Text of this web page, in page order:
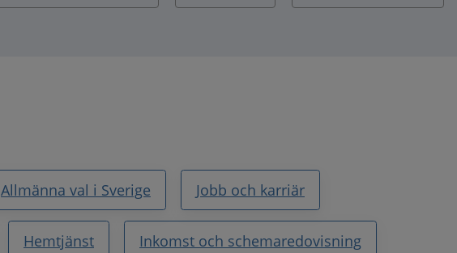
Allmänna val i Sverige Jobb och karriär
Hemtjänst Inkomst och schemaredovisning